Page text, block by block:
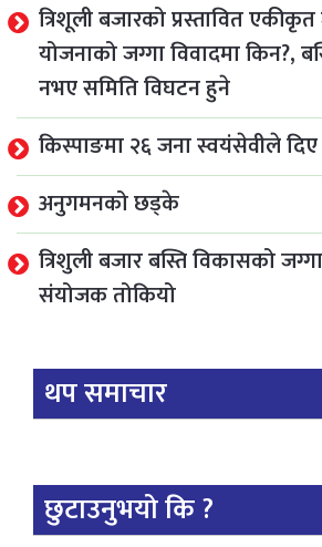
त्रिशूली बजारको प्रस्तावित
योजनाको जग्गा विवादमा किन?,
नभए समिति विघटन हुने
किस्पाङमा २६ जना स्वयंसेवीले
अनुगमनको छड्के
त्रिशुली बजार बस्ति विकासको
संयोजक तोकियो
थप समाचार
छुटाउनुभयो कि ?